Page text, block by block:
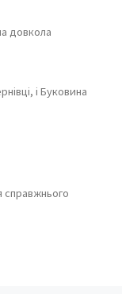
довкола
і Буковина
справжнього